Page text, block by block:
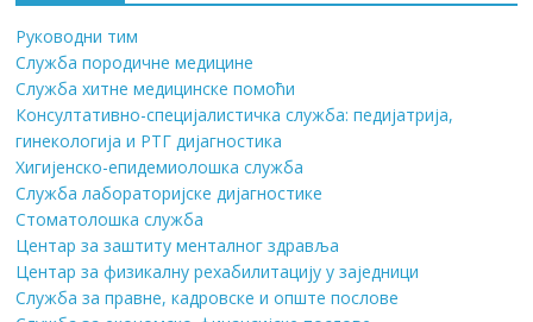
Руководни тим
Служба породичне медицине
Служба хитне медицинске помоћи
Консултативно-специјалистичка служба: педијатрија,
гинекологија и РТГ дијагностика
Хигијенско-епидемиолошка служба
Служба лабораторијске дијагностике
Стоматолошка служба
Центар за заштиту менталног здравља
Центар за физикалну рехабилитацију у заједници
Служба за правне, кадровске и опште послове